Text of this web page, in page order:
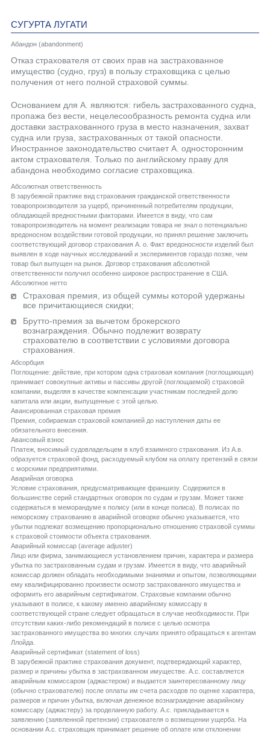
СУГУРТА ЛУГАТИ
Абандон (abandonment)
Отказ страхователя от своих прав на застрахованное
имущество (судно, груз) в пользу страховщика с целью
получения от него полной страховой суммы.
Основанием для А. являются: гибель застрахованного судна,
пропажа без вести, нецелесообразность ремонта судна или
доставки застрахованного груза в место назначения, захват
судна или груза, застрахованных от такой опасности.
Иностранное законодательство считает А. односторонним
актом страхователя. Только по английскому праву для
абандона необходимо согласие страховщика.
Абсолютная ответственность
В зарубежной практике вид страхования гражданской ответственности
товаропроизводителя за ущерб, причиненный потребителям продукции,
обладающей вредностными факторами. Имеется в виду, что сам
товаропроизводитель на момент реализации товара не знал о потенциально
вредоносном воздействии готовой продукции, но принял решение заключить
соответствующий договор страхования А. о. Факт вредоносности изделий был
выявлен в ходе научных исследований и экспериментов гораздо позже, чем
товар был выпущен на рынок. Договор страхования абсолютной
ответственности получил особенно широкое распространение в США.
Aбсолютное нетто
Страховая премия, из общей суммы которой удержаны
все причитающиеся скидки;
Брутто-премия за вычетом брокерского
вознаграждения. Обычно подлежит возврату
страхователю в соответствии с условиями договора
страхования.
Aбсорбция
Поглощение: действие, при котором одна страховая компания (поглощающая)
принимает совокупные активы и пассивы другой (поглощаемой) страховой
компании, выделяя в качестве компенсации участникам последней долю
капитала или акции, выпущенные с этой целью.
Aвансированная страховая премия
Премия, собираемая страховой компанией до наступления даты ее
обязательного внесения.
Aвансовый взнос
Платеж, вносимый судовладельцем в клуб взаимного страхования. Из А.в.
образуется страховой фонд, расходуемый клубом на оплату претензий в связи
с морскими предприятиями.
Aварийная оговорка
Условие страхования, предусматривающее франшизу. Содержится в
большинстве серий стандартных оговорок по судам и грузам. Может также
содержаться в меморандуме к полису (или в конце полиса). В полисах по
неморскому страхованию в аварийной оговорке обычно указывается, что
убытки подлежат возмещению пропорционально отношению страховой суммы
к страховой стоимости объекта страхования.
Aварийный комиссар (average adjuster)
Лицо или фирма, занимающиеся установлением причин, характера и размера
убытка по застрахованным судам и грузам. Имеется в виду, что аварийный
комиссар должен обладать необходимыми знаниями и опытом, позволяющими
ему квалифицированно произвести осмотр застрахованного имущества и
оформить его аварийным сертификатом. Страховые компании обычно
указывают в полисе, к какому именно аварийному комиссару в
соответствующей стране следует обращаться в случае необходимости. При
отсутствии каких-либо рекомендаций в полисе с целью осмотра
застрахованного имущества во многих случаях принято обращаться к агентам
Ллойда.
Aварийный сертификат (statement of loss)
В зарубежной практике страхования документ, подтверждающий характер,
размер и причины убытка в застрахованном имуществе. А.с. составляется
аварийным комиссаром (аджастером) и выдается заинтересованному лицу
(обычно страхователю) после оплаты им счета расходов по оценке характера,
размеров и причин убытка, включая денежное вознаграждение аварийному
комиссару (аджастеру) за проделанную работу. А.с. прикладывается к
заявлению (заявленной претензии) страхователя о возмещении ущерба. На
основании А.с. страховщик принимает решение об оплате или отклонении